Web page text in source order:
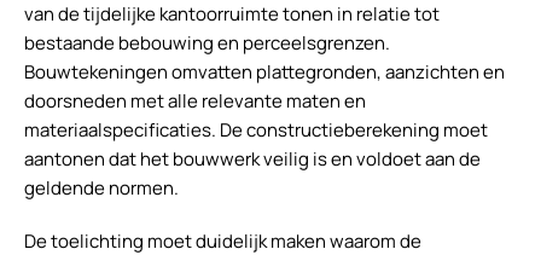
van de tijdelijke kantoorruimte tonen in relatie tot
bestaande bebouwing en perceelsgrenzen.
Bouwtekeningen omvatten plattegronden, aanzichten en
doorsneden met alle relevante maten en
materiaalspecificaties. De constructieberekening moet
aantonen dat het bouwwerk veilig is en voldoet aan de
geldende normen.
De toelichting moet duidelijk maken waarom de